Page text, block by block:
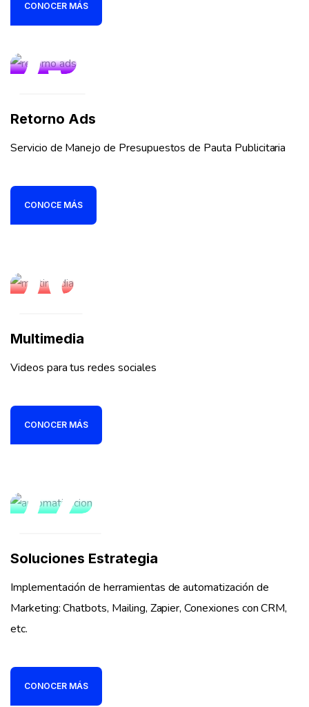
CONOCER MÁS
Retorno Ads
Servicio de Manejo de Presupuestos de Pauta Publicitaria
CONOCE MÁS
Multimedia
Videos para tus redes sociales
CONOCER MÁS
Soluciones Estrategia
Implementación de herramientas de automatización de
Marketing: Chatbots, Mailing, Zapier, Conexiones con CRM,
etc.
CONOCER MÁS